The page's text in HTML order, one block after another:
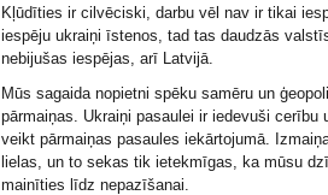
Kļūdīties ir cilvēciski, darbu vēl nav ir tikai
iespēju ukraiņi īstenos, tad tas daudzās
nebijušas iespējas, arī Latvijā.
Mūs sagaida nopietni spēku samēru un
pārmaiņas. Ukraiņi pasaulei ir iedevuši cerību
veikt pārmaiņas pasaules iekārtojumā.
lielas, un to sekas tik ietekmīgas, ka mūsu
mainīties līdz nepazīšanai.